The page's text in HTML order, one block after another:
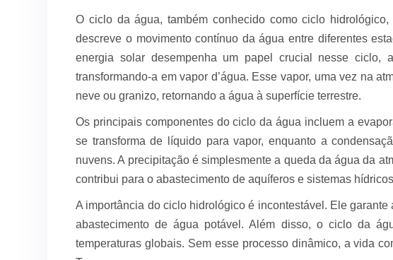
O ciclo da água, também conhecido como ciclo
descreve o movimento contínuo da água entre diferentes
energia solar desempenha um papel crucial nesse
transformando-a em vapor d’água. Esse vapor, uma vez na
neve ou granizo, retornando a água à superfície terrestre.
Os principais componentes do ciclo da água incluem a
se transforma de líquido para vapor, enquanto a
nuvens. A precipitação é simplesmente a queda da água da
contribui para o abastecimento de aquíferos e sistemas
A importância do ciclo hidrológico é incontestável. Ele
abastecimento de água potável. Além disso, o ciclo da
temperaturas globais. Sem esse processo dinâmico, a vida